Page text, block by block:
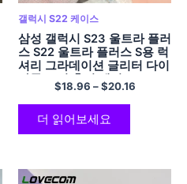
갤럭시 S22 케이스
삼성 갤럭시 S23 울트라 플러
스 S22 울트라 플러스 S용 럭
셔리 그라데이션 글리터 다이
아몬드 링 홀더 케이스 23 22
5G 소프트폰 커버
$18.96 –$20.16
더 읽어보세요